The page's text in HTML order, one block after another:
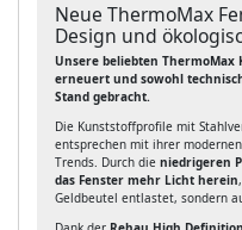
Neue ThermoMax
Design und
Unsere beliebten
erneuert und sowohl
Stand gebracht.
Die Kunststoffprofile mit
entsprechen mit ihrer
Trends. Durch die niedrigeren
das Fenster mehr Licht herein
Geldbeutel entlastet, sondern